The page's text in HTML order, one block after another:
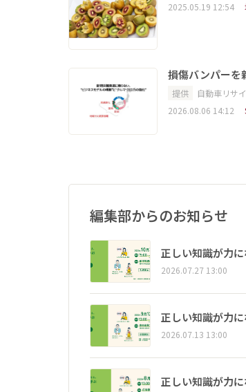
2025.05.19 12:54
損傷バンパーを
提供
自動車リサ
2026.08.06 14:12
編集部からのお知らせ
正しい知識が力
2026.07.27 13:00
正しい知識が力
2026.07.13 13:00
正しい知識が力